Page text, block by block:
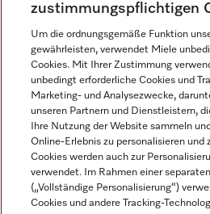
Newsletter
Miele auf Instagram
Miele auf Facebook
Miele auf Youtube
zustimmungspflichtigen
Um die ordnungsgemäße Funktion
gewährleisten, verwendet Miele
Cookies. Mit Ihrer Zustimmung
unbedingt erforderliche Cookies und
Marketing- und Analysezwecke,
unseren Partnern und Dienstleistern,
Ihre Nutzung der Website sammeln
Online-Erlebnis zu personalisieren und
Cookies werden auch zur
verwendet. Im Rahmen einer
(„Vollständige Personalisierung“)
Cookies und andere Tracking-